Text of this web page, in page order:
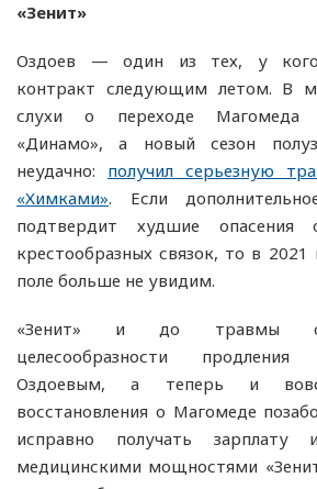
«Зенит»
Оздоев — один из тех, у кого
контракт следующим летом. В
слухи о переходе Магомеда
«Динамо», а новый сезон
неудачно: получил серьезную
«Химками». Если
подтвердит худшие опасения
крестообразных связок, то в 2021
поле больше не увидим.
«Зенит» и до травмы
целесообразности
Оздоевым, а теперь и
восстановления о Магомеде
исправно получать зарплату
медицинскими мощностями